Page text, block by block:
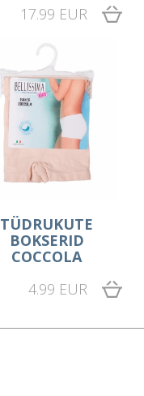
17.99 EUR
TÜDRUKUTE
BOKSERID
COCCOLA
4.99 EUR